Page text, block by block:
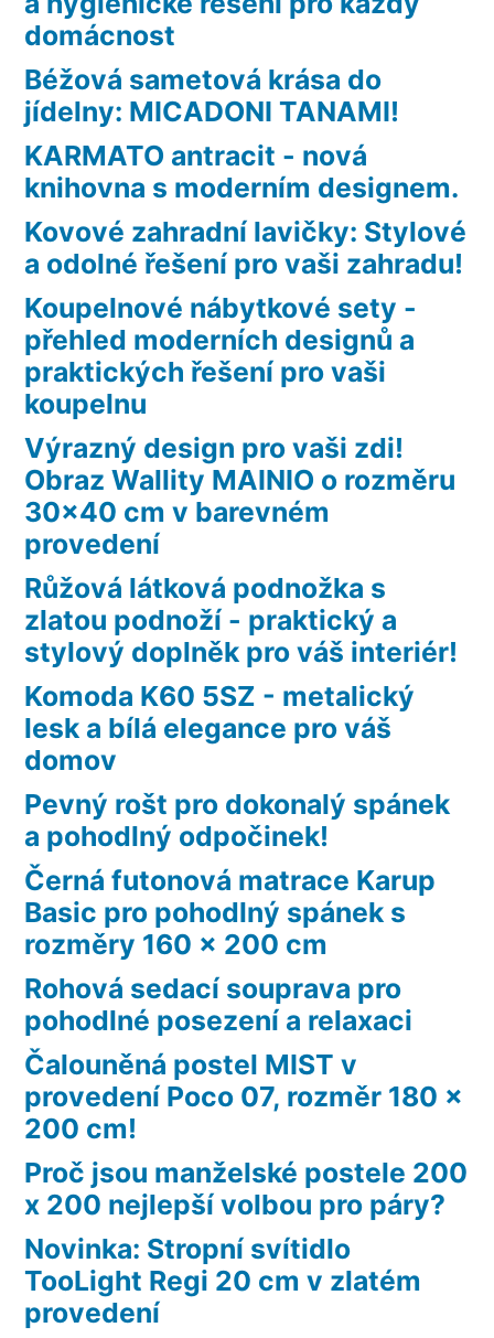
domácnost
Béžová sametová krása do
jídelny: MICADONI TANAMI!
KARMATO antracit - nová
knihovna s moderním designem.
Kovové zahradní lavičky: Stylové
a odolné řešení pro vaši zahradu!
Koupelnové nábytkové sety -
přehled moderních designů a
praktických řešení pro vaši
koupelnu
Výrazný design pro vaši zdi!
Obraz Wallity MAINIO o rozměru
30×40 cm v barevném
provedení
Růžová látková podnožka s
zlatou podnoží - praktický a
stylový doplněk pro váš interiér!
Komoda K60 5SZ - metalický
lesk a bílá elegance pro váš
domov
Pevný rošt pro dokonalý spánek
a pohodlný odpočinek!
Černá futonová matrace Karup
Basic pro pohodlný spánek s
rozměry 160 x 200 cm
Rohová sedací souprava pro
pohodlné posezení a relaxaci
Čalouněná postel MIST v
provedení Poco 07, rozměr 180 x
200 cm!
Proč jsou manželské postele 200
x 200 nejlepší volbou pro páry?
Novinka: Stropní svítidlo
TooLight Regi 20 cm v zlatém
provedení